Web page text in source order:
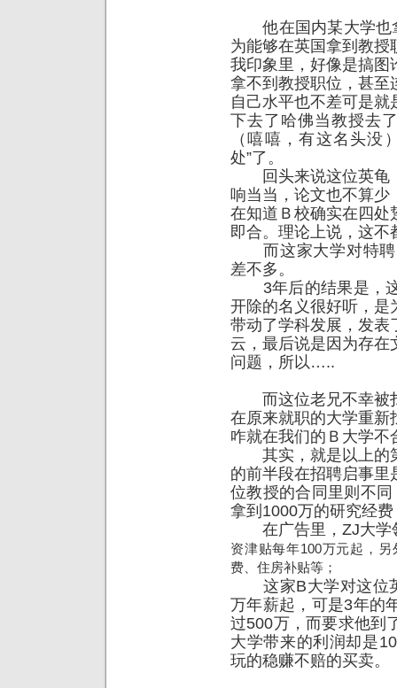
他在国内某大学也
为能够在英国拿到教
我印象里，好像是搞图
拿不到教授职位，甚至
自己水平也不差可是
下去了哈佛当教授去
（嘻嘻，有这名头没
处”了。
回头来说这位英龟
响当当，论文也不算少
在知道Ｂ校确实在四处
即合。理论上说，这不
而这家大学对特聘
差不多。
3年后的结果是，这
开除的名义很好听，是
带动了学科发展，发表
云，最后说是因为存
问题，所以…..
而这位老兄不幸被
在原来就职的大学重新
咋就在我们的Ｂ大学
其实，就是以上的
的前半段在招聘启事
位教授的合同里则不
拿到1000万的研究经
在广告里，ZJ大学
资津贴每年100万元起，
费、住房补贴等；
这家B大学对这位
万年薪起，可是3年的
过500万，而要求他到
大学带来的利润却是
玩的稳赚不赔的买卖。